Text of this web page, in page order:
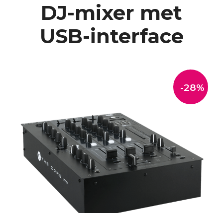
DJ-mixer met
USB-interface
-28%